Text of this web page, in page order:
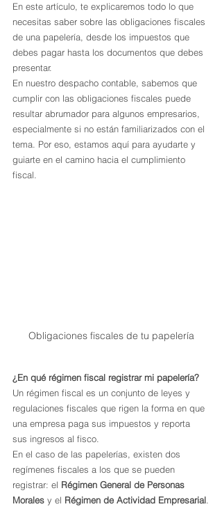
En este artículo, te explicaremos todo lo que
necesitas saber sobre las obligaciones fiscales
de una papelería, desde los impuestos que
debes pagar hasta los documentos que debes
presentar.
En nuestro despacho contable, sabemos que
cumplir con las obligaciones fiscales puede
resultar abrumador para algunos empresarios,
especialmente si no están familiarizados con el
tema. Por eso, estamos aquí para ayudarte y
guiarte en el camino hacia el cumplimiento
fiscal.
Obligaciones fiscales de tu papelería
¿En qué régimen fiscal registrar mi papelería?
Un régimen fiscal es un conjunto de leyes y
regulaciones fiscales que rigen la forma en que
una empresa paga sus impuestos y reporta
sus ingresos al fisco.
En el caso de las papelerías, existen dos
regímenes fiscales a los que se pueden
registrar: el Régimen General de Personas
Morales y el Régimen de Actividad Empresarial.